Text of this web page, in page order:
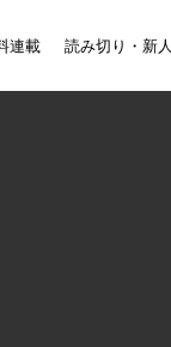
連載 読み切り・新人